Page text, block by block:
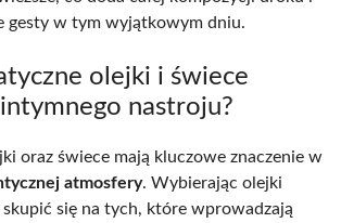
gesty w tym wyjątkowym dniu.
olejki i świece
nastroju?
oraz świece mają kluczowe znaczenie w
atmosfery. Wybierając olejki
się na tych, które wprowadzają